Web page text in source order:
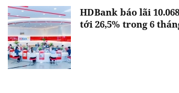
HDBank báo lãi
tới 26,5% trong 6